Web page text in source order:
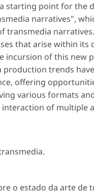
starting point for the
narratives",
transmedia
that arise within its
incursion of this new
trends
offering
various formats
of multiple
.
o estado da arte de